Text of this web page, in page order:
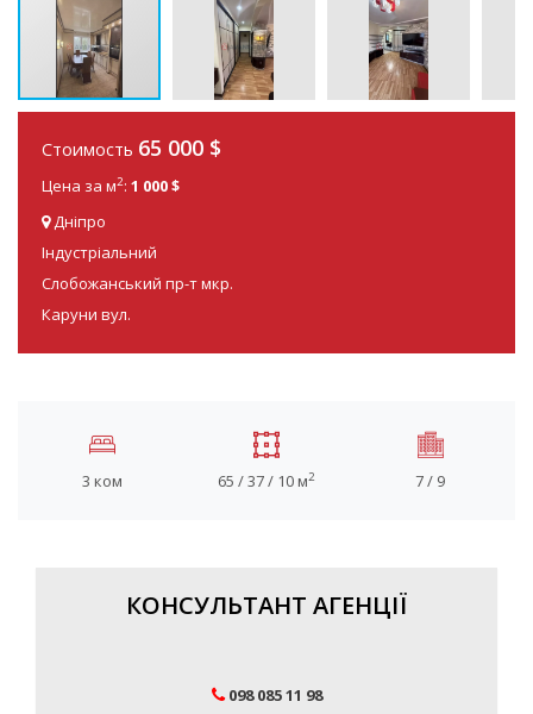
Стоимость 65 000 $
Цена за м2: 1 000 $
Дніпро
Індустріальний
Слобожанський пр-т мкр.
Каруни вул.
3 ком 65 / 37 / 10 м2 7 / 9
КОНСУЛЬТАНТ АГЕНЦІЇ
098 085 11 98